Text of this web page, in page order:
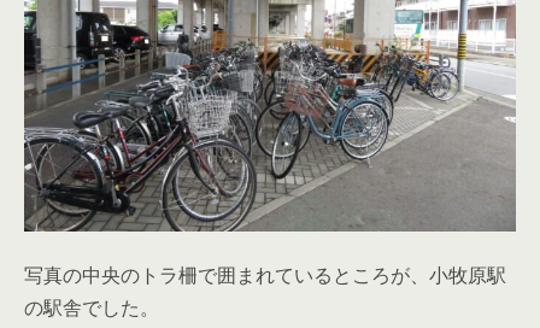
写真の中央のトラ柵で囲まれているところが、小牧原駅
の駅舎でした。